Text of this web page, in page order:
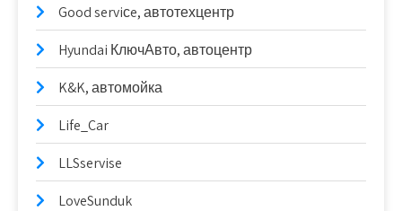
Good serviсe, автотехцентр
Hyundai КлючАвто, автоцентр
K&K, автомойка
Life_Car
LLSservise
LoveSunduk